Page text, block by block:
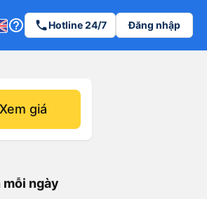
help_outline phoneHotline 24/7 Đăng nhập
Xem giá
mỗi ngày